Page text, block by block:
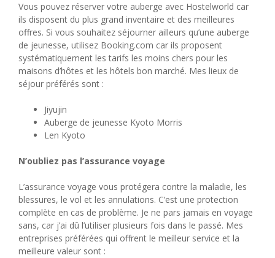
Vous pouvez réserver votre auberge avec Hostelworld car
ils disposent du plus grand inventaire et des meilleures
offres. Si vous souhaitez séjourner ailleurs qu’une auberge
de jeunesse, utilisez Booking.com car ils proposent
systématiquement les tarifs les moins chers pour les
maisons d’hôtes et les hôtels bon marché. Mes lieux de
séjour préférés sont :
Jiyujin
Auberge de jeunesse Kyoto Morris
Len Kyoto
N’oubliez pas l’assurance voyage
L’assurance voyage vous protégera contre la maladie, les
blessures, le vol et les annulations. C’est une protection
complète en cas de problème. Je ne pars jamais en voyage
sans, car j’ai dû l’utiliser plusieurs fois dans le passé. Mes
entreprises préférées qui offrent le meilleur service et la
meilleure valeur sont :